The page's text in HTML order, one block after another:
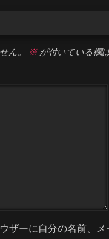
ん。 ※が付いている欄
ザーに自分の名前、メ